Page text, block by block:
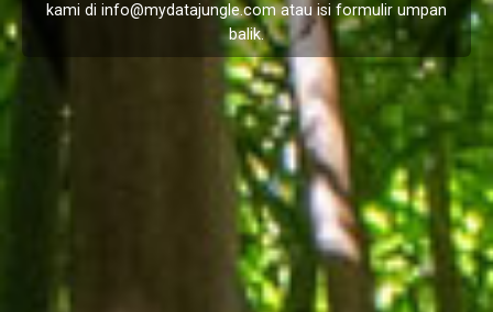
kami di info@mydatajungle.comatau isi formulir umpan
balik.